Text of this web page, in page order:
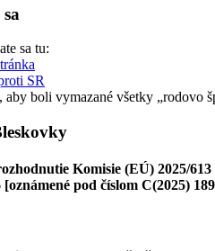
sa tu:
SR
aby boli vymazané všetky „rodovo
Komisie (EÚ) 2025/
pod číslom C(2025)